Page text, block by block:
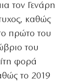
τον Γενάρη
καθώς
πρώτο του
του
φορά
το 2019